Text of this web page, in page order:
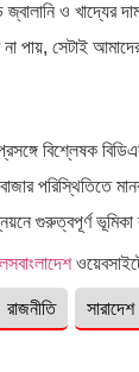
ও খাদ্যের
পায়, সেটাই
বিশ্লেষক
পরিস্থিতিতে
গুরুত্বপূর্ণ ভূমিকা
রাজনীতি সারাদেশ